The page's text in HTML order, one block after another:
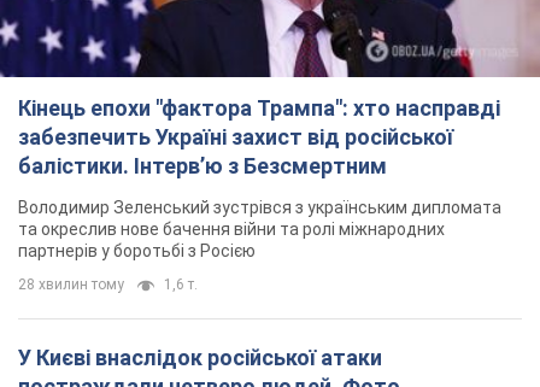
Кінець епохи "фактора Трампа": хто насправді
забезпечить Україні захист від російської
балістики. Інтерв’ю з Безсмертним
Володимир Зеленський зустрівся з українським дипломата
та окреслив нове бачення війни та ролі міжнародних
партнерів у боротьбі з Росією
28 хвилин тому 1,6 т.
У Києві внаслідок російської атаки